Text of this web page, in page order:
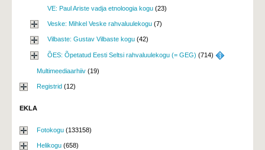
VE: Paul Ariste vadja etnoloogia kogu (23)
Veske: Mihkel Veske rahvaluulekogu (7)
Vilbaste: Gustav Vilbaste kogu (42)
ÕES: Õpetatud Eesti Seltsi rahvaluulekogu (= GEG) (714)
Multimeediaarhiiv (19)
Registrid (12)
EKLA
Fotokogu (133158)
Helikogu (658)